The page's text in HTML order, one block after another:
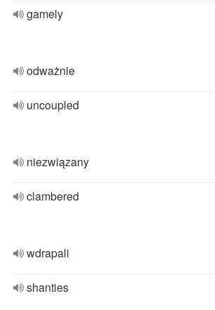
gamely
odważnie
uncoupled
niezwiązany
clambered
wdrapali
shanties